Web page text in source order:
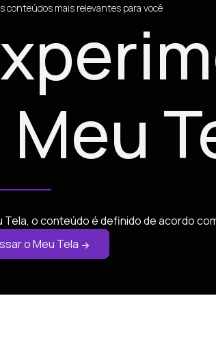
conteúdos mais relevantes para você
Meu
Tela, o conteúdo é definido de acordo
o Meu Tela